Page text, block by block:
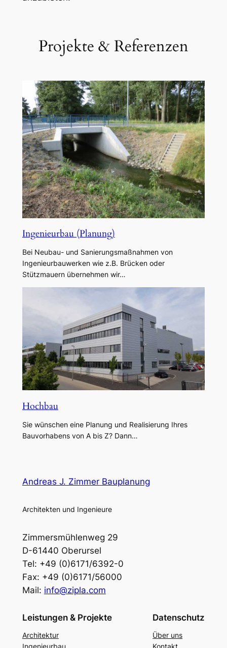
Projekte & Referenzen
Ingenieurbau (Planung)
Bei Neubau- und Sanierungsmaßnahmen von
Ingenieurbauwerken wie z.B. Brücken oder
Stützmauern übernehmen wir…
Hochbau
Sie wünschen eine Planung und Realisierung Ihres
Bauvorhabens von A bis Z? Dann…
Andreas J. Zimmer Bauplanung
Architekten und Ingenieure
Zimmersmühlenweg 29
D-61440 Oberursel
Tel: +49 (0)6171/6392-0
Fax: +49 (0)6171/56000
Mail: info@zipla.com
Leistungen & Projekte
Architektur
Ingenieurbau
Datenschutz
Über uns
Kontakt